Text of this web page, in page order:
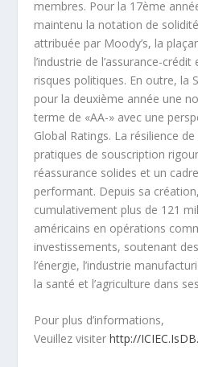
membres. Pour la 17ème
maintenu la notation de
attribuée par Moody’s, la
l’industrie de l’assurance-crédit
risques politiques. En outre, la
pour la deuxième année une
terme de «AA-» avec une
Global Ratings. La résilience
pratiques de souscription
réassurance solides et un
performant. Depuis sa
cumulativement plus de 121
américains en opérations
investissements, soutenant
l’énergie, l’industrie
la santé et l’agriculture dans
Pour plus d’informations,
Veuillez visiterhttp://